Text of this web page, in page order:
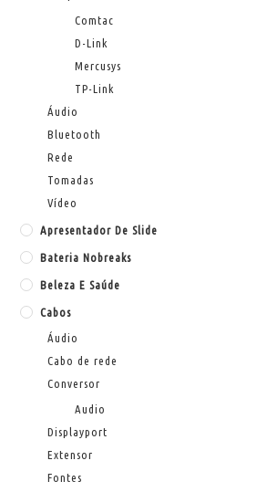
Comtac
D-Link
Mercusys
TP-Link
Áudio
Bluetooth
Rede
Tomadas
Vídeo
Apresentador De Slide
Bateria Nobreaks
Beleza E Saúde
Cabos
Áudio
Cabo de rede
Conversor
Audio
Displayport
Extensor
Fontes